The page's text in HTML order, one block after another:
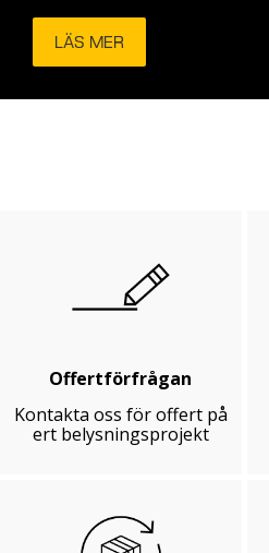
LÄS MER
Offertförfrågan
Kontakta oss för offert på
ert belysningsprojekt